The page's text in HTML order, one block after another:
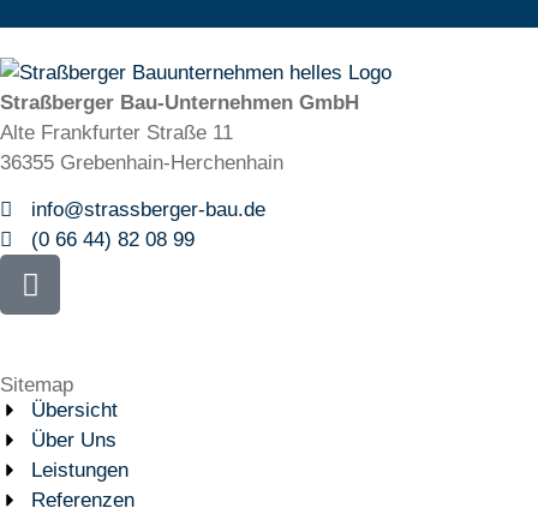
Straßberger Bau-Unternehmen GmbH
Alte Frankfurter Straße 11
36355 Grebenhain-Herchenhain
info@strassberger-bau.de
(0 66 44) 82 08 99
Sitemap
Übersicht
Über Uns
Leistungen
Referenzen